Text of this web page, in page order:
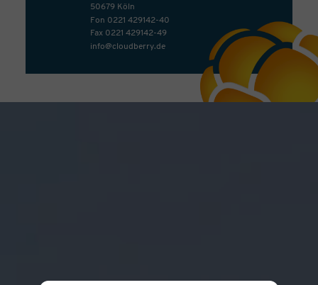
50679 Köln
Fon 0221 429142-40
Fax 0221 429142-49
info@cloudberry.de